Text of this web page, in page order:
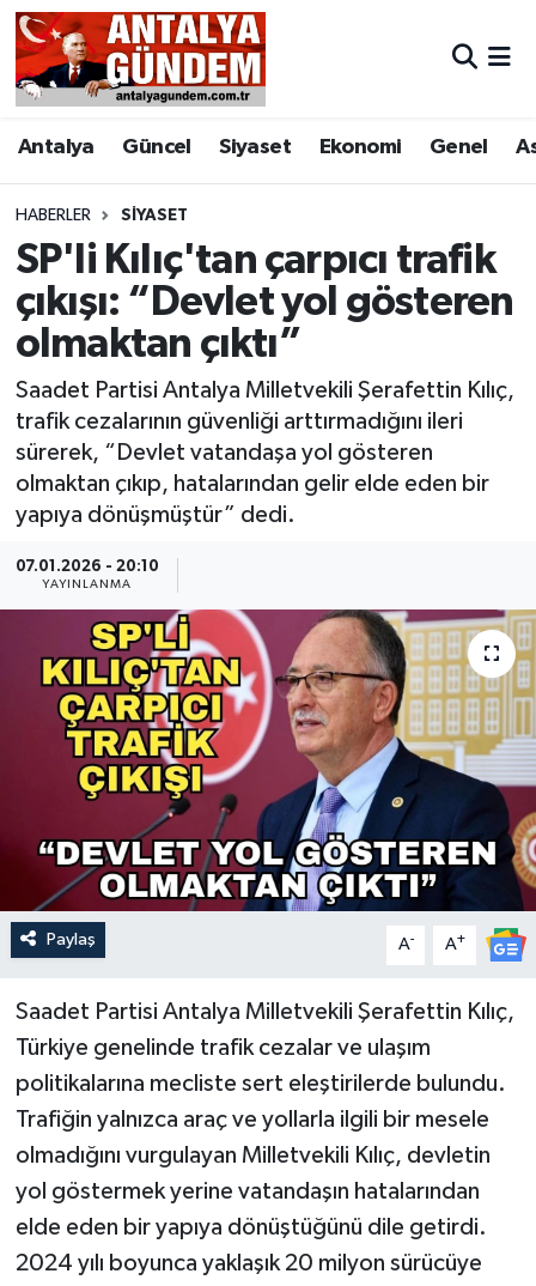
Antalya Güncel Siyaset Ekonomi Genel
HABERLER SIYASET
SP'li Kılıç'tan çarpıcı trafik
çıkışı: “Devlet yol gösteren
olmaktan çıktı”
Saadet Partisi Antalya Milletvekili Şerafettin Kılıç,
trafik cezalarının güvenliği arttırmadığını ileri
sürerek, “Devlet vatandaşa yol gösteren
olmaktan çıkıp, hatalarından gelir elde eden bir
yapıya dönüşmüştür” dedi.
07.01.2026 - 20:10
YAYINLANMA
Paylaş A- A+
Saadet Partisi Antalya Milletvekili Şerafettin Kılıç,
Türkiye genelinde trafik cezalar ve ulaşım
politikalarına mecliste sert eleştirilerde bulundu.
Trafiğin yalnızca araç ve yollarla ilgili bir mesele
olmadığını vurgulayan Milletvekili Kılıç, devletin
yol göstermek yerine vatandaşın hatalarından
elde eden bir yapıya dönüştüğünü dile getirdi.
2024 yılı boyunca yaklaşık 20 milyon sürücüye
Antalya
Asayiş
Bilim & Teknoloji
Bölge
EĞİTİM
Ekonomi
Genel
Görüntülü Haber
Güncel
Kültür & Sanat
Magazin
Resmi İlan
Sağlık & Yaşam
Siyaset
Spor
Antalya Nöbetçi Eczaneler
Antalya Hava Durumu
Antalya Namaz Vakitleri
Antalya Trafik Yoğunluk Haritası
Süper Lig Puan Durumu ve Fikstür
Tüm Manşetler
Son Dakika Haberleri
Haber Arşivi